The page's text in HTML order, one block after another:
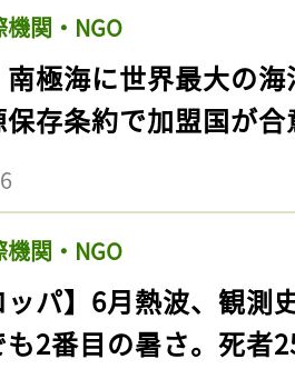
関・NGO
南極海に世界最大の
存条約で加盟国が合
関・NGO
ッパ】6月熱波、観
2番目の暑さ。死者